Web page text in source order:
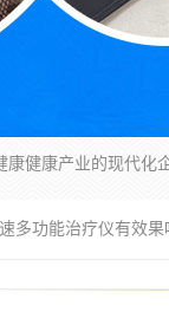
多功能治疗仪有效果